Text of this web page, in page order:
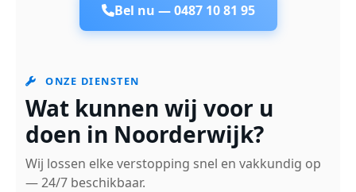
Bel nu —0487 10 81 95
ONZE DIENSTEN
Wat kunnen wij voor u
doen in Noorderwijk?
Wij lossen elke verstopping snel en vakkundig op
— 24/7 beschikbaar.